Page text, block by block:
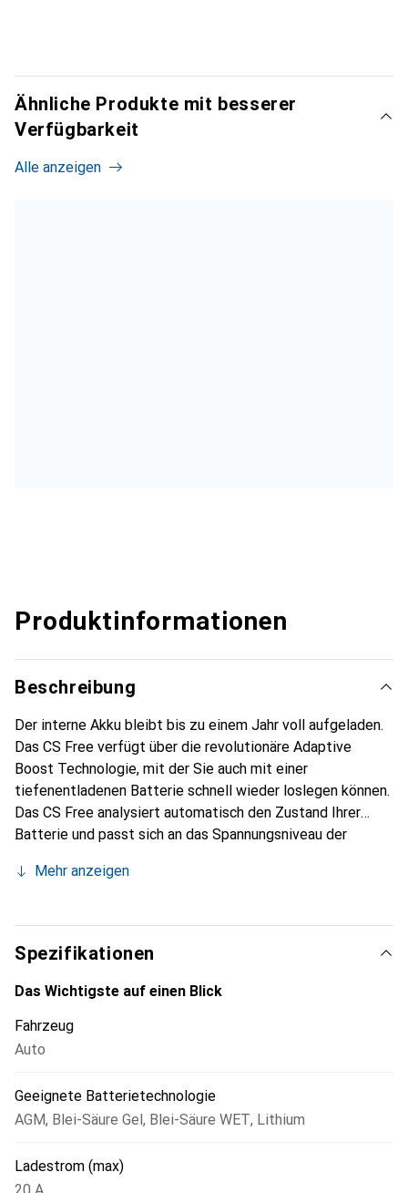
Ähnliche Produkte mit besserer
Verfügbarkeit
Alle anzeigen
Produktinformationen
Beschreibung
Der interne Akku bleibt bis zu einem Jahr voll aufgeladen.
Das CS Free verfügt über die revolutionäre Adaptive
Boost Technologie, mit der Sie auch mit einer
tiefenentladenen Batterie schnell wieder loslegen können.
Das CS Free analysiert automatisch den Zustand Ihrer
Batterie und passt sich an das Spannungsniveau der
schnellsten Weg, um Ihrer Batterie innerhalb von 15
Fahrzeugs benötigt. Das CS Free funktioniert überall und
kann zusätzlich mit dem optional erhältlichen Solarpanel-
Kit oder einer 12V-Servicebatterie für eine längerfristige
Erhaltungsladung betrieben werden.
Mehr anzeigen
Spezifikationen
Das Wichtigste auf einen Blick
Fahrzeug
Auto
Geeignete Batterietechnologie
AGM, Blei-Säure Gel , Blei-Säure WET, Lithium
Ladestrom (max)